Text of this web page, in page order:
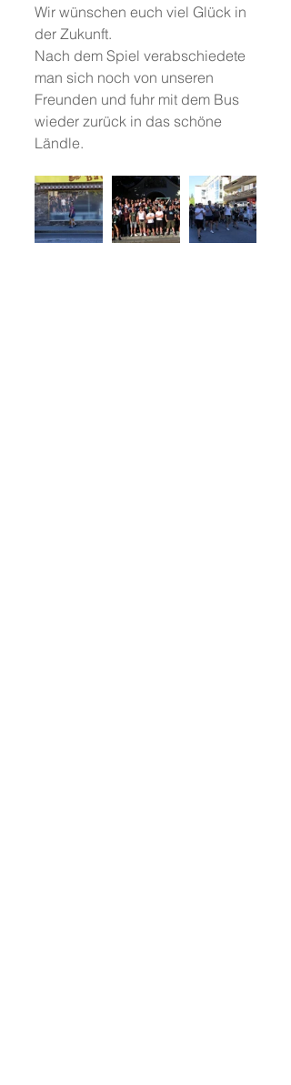
Wir wünschen euch viel Glück in
der Zukunft.
Nach dem Spiel verabschiedete
man sich noch von unseren
Freunden und fuhr mit dem Bus
wieder zurück in das schöne
Ländle.